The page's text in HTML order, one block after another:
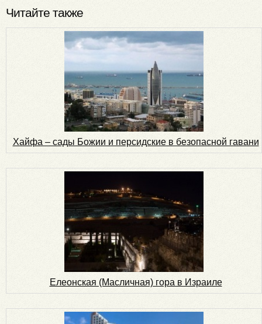
Читайте также
Хайфа – сады Божии и персидские в безопасной гавани
Елеонская (Масличная) гора в Израиле